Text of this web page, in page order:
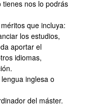
nos lo podrás
que incluya:
los estudios,
aportar el
idiomas,
inglesa o
del máster.